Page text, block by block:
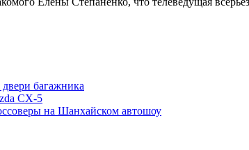
багажника
CX-5
на Шанхайском автошоу